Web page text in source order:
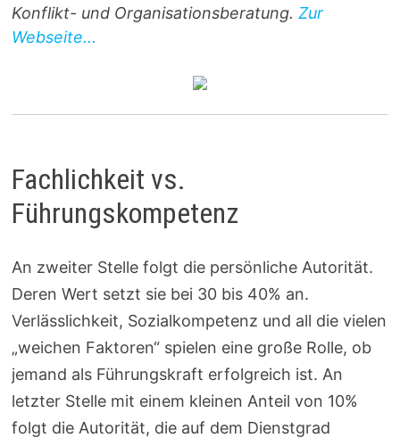
Konflikt- und Organisationsberatung.Zur
Webseite...
Fachlichkeit vs.
Führungskompetenz
An zweiter Stelle folgt die persönliche Autorität.
Deren Wert setzt sie bei 30 bis 40% an.
Verlässlichkeit, Sozialkompetenz und all die vielen
„weichen Faktoren“ spielen eine große Rolle, ob
jemand als Führungskraft erfolgreich ist. An
letzter Stelle mit einem kleinen Anteil von 10%
folgt die Autorität, die auf dem Dienstgrad